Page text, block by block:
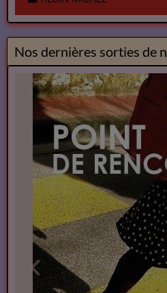
Nos dernières sorties de